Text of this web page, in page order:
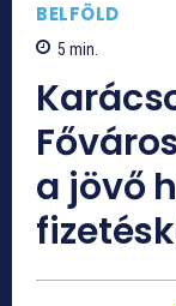
BELFÖLD
5 min.
a jövő